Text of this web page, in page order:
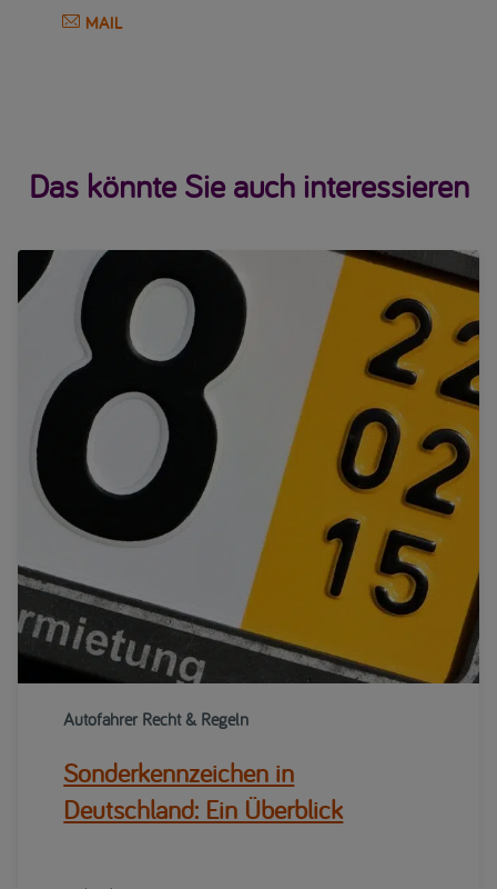
MAIL
Das könnte Sie auch interessieren
Autofahrer Recht & Regeln
Sonderkennzeichen in
Deutschland: Ein Überblick